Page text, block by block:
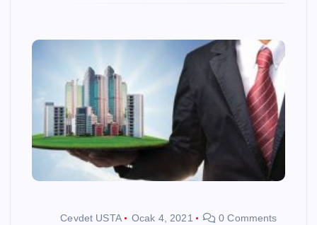
Cevdet USTA Ocak 4, 2021 0 Comments